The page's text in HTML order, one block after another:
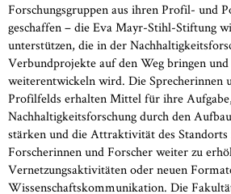
Forschungsgruppen aus ihren Profil- und
geschaffen – die Eva Mayr-Stihl-Stiftung
unterstützen, die in der
Verbundprojekte auf den Weg bringen
weiterentwickeln wird. Die Sprecherinnen
Profilfelds erhalten Mittel für ihre
Nachhaltigkeitsforschung durch den
stärken und die Attraktivität des
Forscherinnen und Forscher weiter zu
Vernetzungsaktivitäten oder neuen
Wissenschaftskommunikation. Die